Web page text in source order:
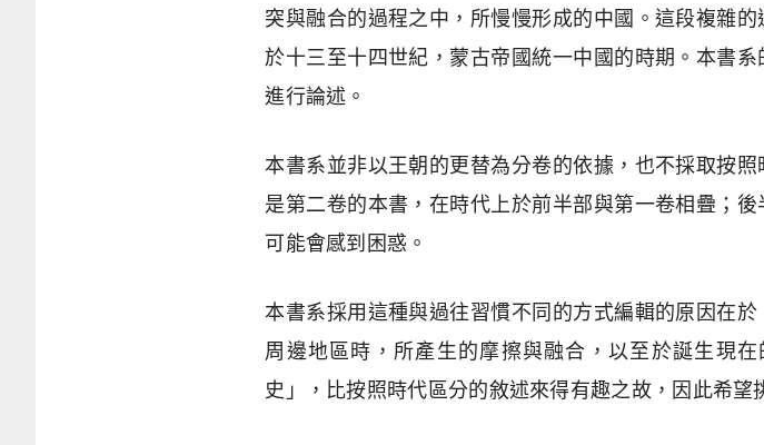
突與融合的過程之中，所慢慢形成的中國。這段複雜
於十三至十四世紀，蒙古帝國統一中國的時期。本書
進行論述。
本書系並非以王朝的更替為分卷的依據，也不採取按
是第二卷的本書，在時代上於前半部與第一卷相疊；
可能會感到困惑。
本書系採用這種與過往習慣不同的方式編輯的原因在
周邊地區時，所產生的摩擦與融合，以至於誕生現
史」，比按照時代區分的敘述來得有趣之故，因此希望